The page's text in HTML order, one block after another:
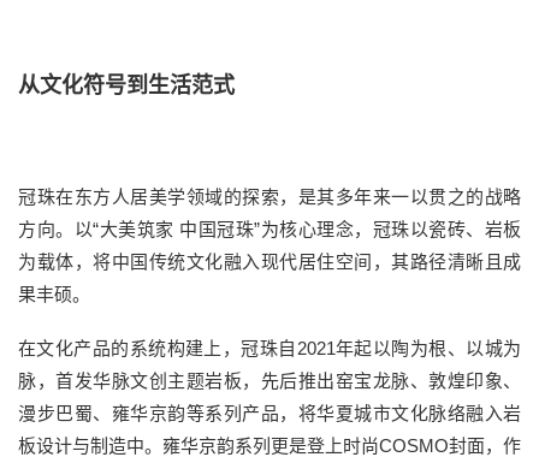
从文化符号到生活范式
冠珠在东方人居美学领域的探索，是其多年来一以贯之的战略
方向。以“大美筑家 中国冠珠”为核心理念，冠珠以瓷砖、岩板
为载体，将中国传统文化融入现代居住空间，其路径清晰且成
果丰硕。
在文化产品的系统构建上，冠珠自2021年起以陶为根、以城为
脉，首发华脉文创主题岩板，先后推出窑宝龙脉、敦煌印象、
漫步巴蜀、雍华京韵等系列产品，将华夏城市文化脉络融入岩
板设计与制造中。雍华京韵系列更是登上时尚COSMO封面，作